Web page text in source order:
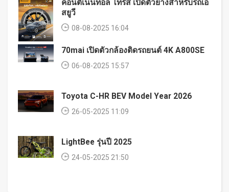
คอนติเนนทอล ไทร์ส เปิดตัวยางสำหรับรถเอ
สยูวี
08-08-2025 16:04
70mai เปิดตัวกล้องติดรถยนต์ 4K A800SE
06-08-2025 15:57
Toyota C-HR BEV Model Year 2026
26-05-2025 11:09
LightBee รุ่นปี 2025
24-05-2025 21:50